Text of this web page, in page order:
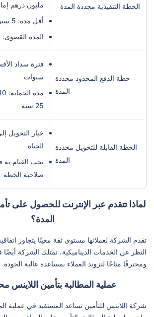
الخطة التنفيذية محددة المدة
مليون درهم
أقل مدة: 5 سنوات
المدة القصوى: 30 سنه
خطة الدفع المحدود محددة
المدة
سنوات
25 سنة
الخطة القابلة للتحويل محددة
المدة
خيار التحويل
الحياة
يجب القيام به
صلاحية الخطة
لماذا تتقدم عبر الإنترنت للحصول على
المدة؟
تقدم الشركة لعملائها مستوى ثقة معينًا يتجاوز
النظر عن الخدمات الديناميكية، تمتلك الشركة
ومحترفًا متاحًا لتزويد العملاء بمساعدة عالية الجودة.
عملية المطالبة بتأمين اللاينس
شركة اللاينس للتأمين تساعد المستفيد في عملية